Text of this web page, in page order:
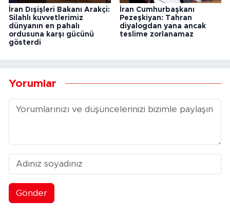
İran Dışişleri Bakanı Arakçi:
Silahlı kuvvetlerimiz
dünyanın en pahalı
ordusuna karşı gücünü
gösterdi
İran Cumhurbaşkanı
Pezeşkiyan: Tahran
diyalogdan yana ancak
teslime zorlanamaz
Yorumlar
Gönder